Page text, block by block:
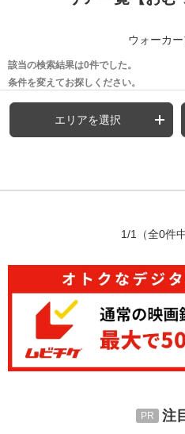
ウォーカ
該当の検索結果は0件でした。
条件を変えてお探しください。
エリアを選択
1/1 （全0件
注